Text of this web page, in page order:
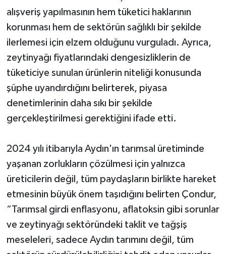
alışveriş yapılmasının hem tüketici haklarının
korunması hem de sektörün sağlıklı bir şekilde
ilerlemesi için elzem olduğunu vurguladı. Ayrıca,
zeytinyağı fiyatlarındaki dengesizliklerin de
tüketiciye sunulan ürünlerin niteliği konusunda
şüphe uyandırdığını belirterek, piyasa
denetimlerinin daha sıkı bir şekilde
gerçekleştirilmesi gerektiğini ifade etti.
2024 yılı itibarıyla Aydın'ın tarımsal üretiminde
yaşanan zorlukların çözülmesi için yalnızca
üreticilerin değil, tüm paydaşların birlikte hareket
etmesinin büyük önem taşıdığını belirten Çondur,
“Tarımsal girdi enflasyonu, aflatoksin gibi sorunlar
ve zeytinyağı sektöründeki taklit ve tağşiş
meseleleri, sadece Aydın tarımını değil, tüm